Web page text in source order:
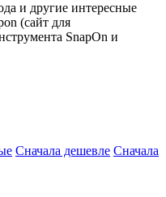
и другие интересные
(сайт для
SnapOn и
Сначала дешевле Сначала